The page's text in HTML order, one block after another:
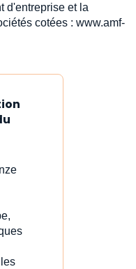
d'entreprise et la
cotées : www.amf-